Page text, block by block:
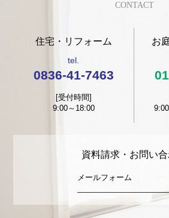
CONTACT
住宅・リフォーム
tel.
0836-41-7463
[受付時間]
9:00～18:00
お
資料請求・お問い
メールフォーム